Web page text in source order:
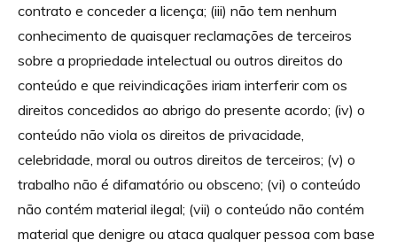
contrato e conceder a licença; (iii) não tem nenhum
conhecimento de quaisquer reclamações de terceiros
sobre a propriedade intelectual ou outros direitos do
conteúdo e que reivindicações iriam interferir com os
direitos concedidos ao abrigo do presente acordo; (iv) o
conteúdo não viola os direitos de privacidade,
celebridade, moral ou outros direitos de terceiros; (v) o
trabalho não é difamatório ou obsceno; (vi) o conteúdo
não contém material ilegal; (vii) o conteúdo não contém
material que denigre ou ataca qualquer pessoa com base